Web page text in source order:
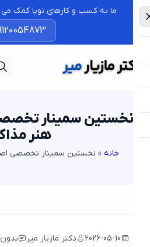
ما به کسب و کارهای نوپا کمک می
09120054873
نخستین سمینار تخصصی
هنر مذاکره
»نخستین سمینار تخصصی اصول،
2026-05-10 دکتر مازیار میر بدون